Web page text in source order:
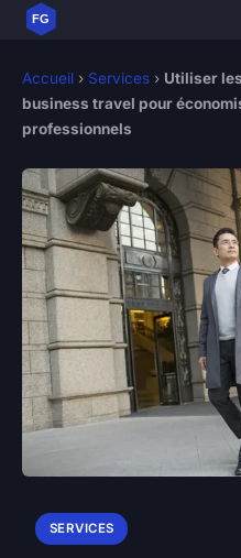
Accueil › Services › Utiliser
business travel pour
professionnels
SERVICES